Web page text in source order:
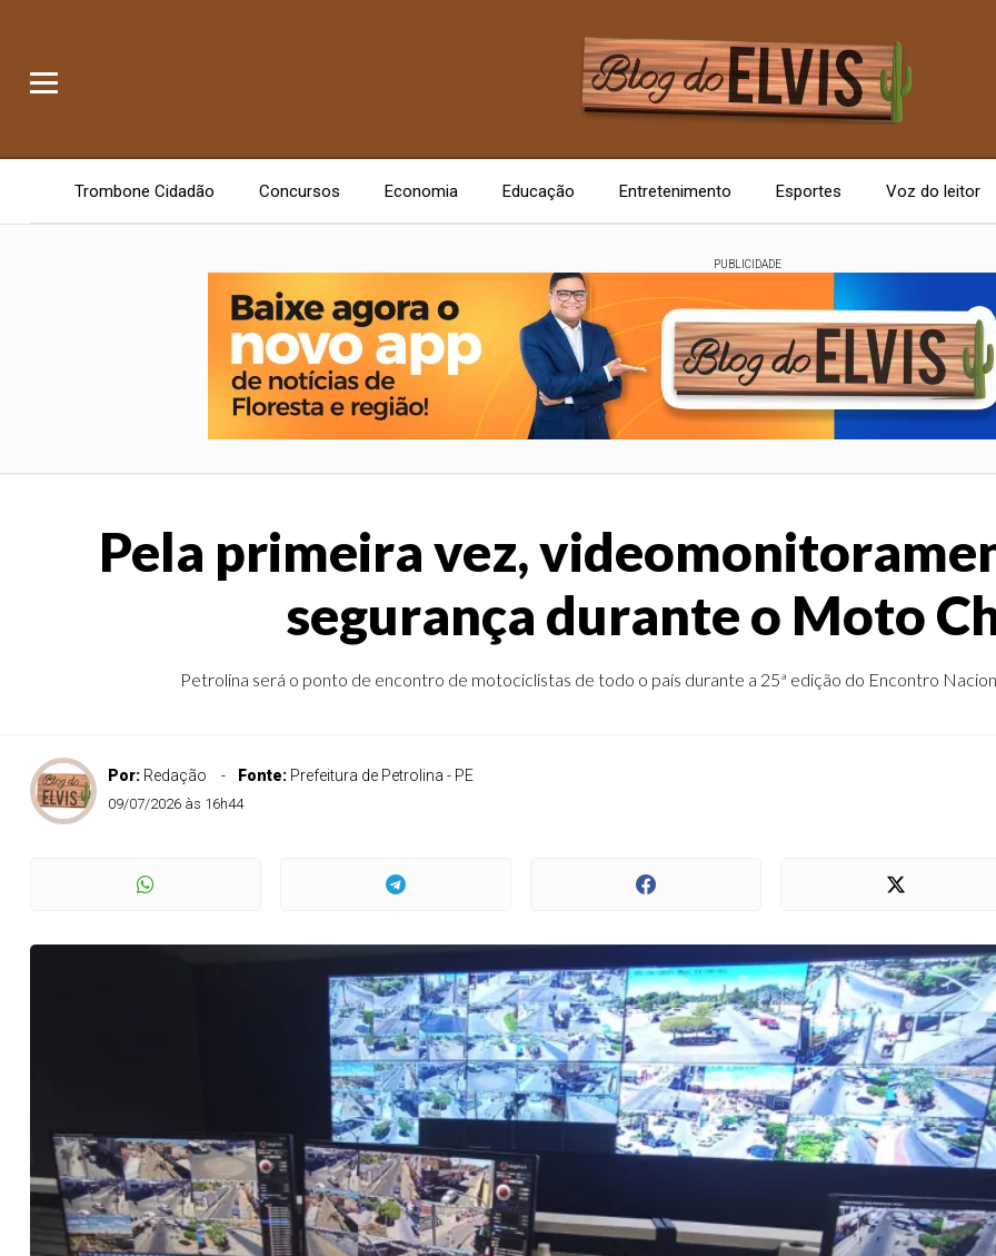
Trombone Cidadão Concursos Economia Educação Entretenimento Esportes Voz do leitor
PUBLICIDADE
Pela primeira vez,
segurança durante o Moto
Petrolina será o ponto de encontro de motociclistas de todo o país durante a 25ª edição do Encontro
Por: Redação Fonte: Prefeitura de Petrolina - PE
09/07/2026 às 16h44